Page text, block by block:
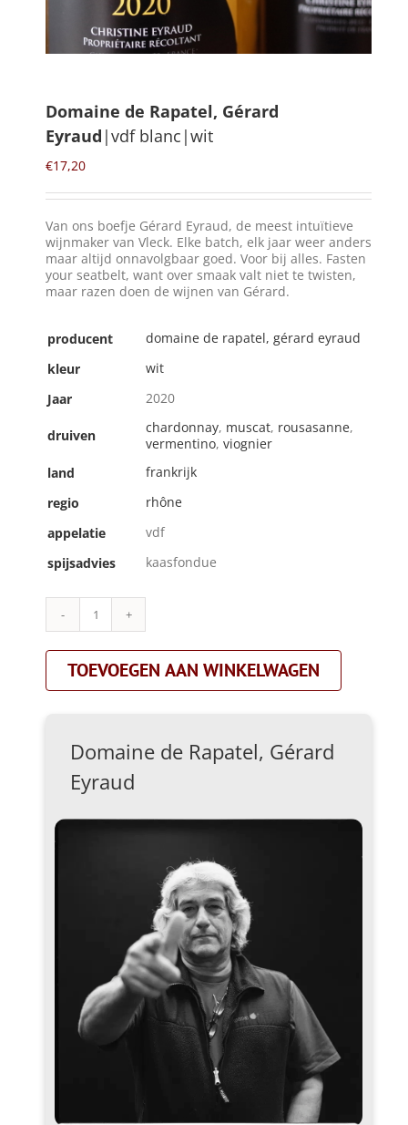
Mijn Account
Zoeken
NL
Domaine de Rapatel, Gérard
Eyraud |vdf blanc|wit
€17,20
Van ons boefje Gérard Eyraud, de meest intuïtieve
wijnmaker van Vleck. Elke batch, elk jaar weer anders
maar altijd onnavolgbaar goed. Voor bij alles. Fasten
your seatbelt, want over smaak valt niet te twisten,
maar razen doen de wijnen van Gérard.
producent
domaine de rapatel, gérard eyraud
kleur
wit
Jaar
2020
druiven chardonnay, muscat, rousasanne,
vermentino, viognier
land
frankrijk
regio
rhône
appelatie
vdf
spijsadvies
kaasfondue
Domaine
de
Rapatel,
Gérard
Eyraud|vdf
TOEVOEGEN AAN WINKELWAGEN
Domaine de Rapatel, Gérard
Eyraud